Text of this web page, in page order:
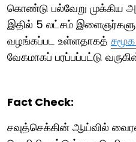
கொண்டு பல்வேறு முக்கிய
இதில் 5 லட்சம்
வழங்கப்பட உள்ளதாகத்
வேகமாகப் பரப்பப்பட்டு
Fact Check:
சவுத்செக்கின் ஆய்வில்